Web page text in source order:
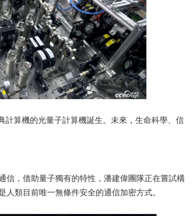
算機的光量子計算機誕生。未來，生命科學、信
信，借助量子獨有的特性，潘建偉團隊正在嘗試構
類目前唯一無條件安全的通信加密方式。